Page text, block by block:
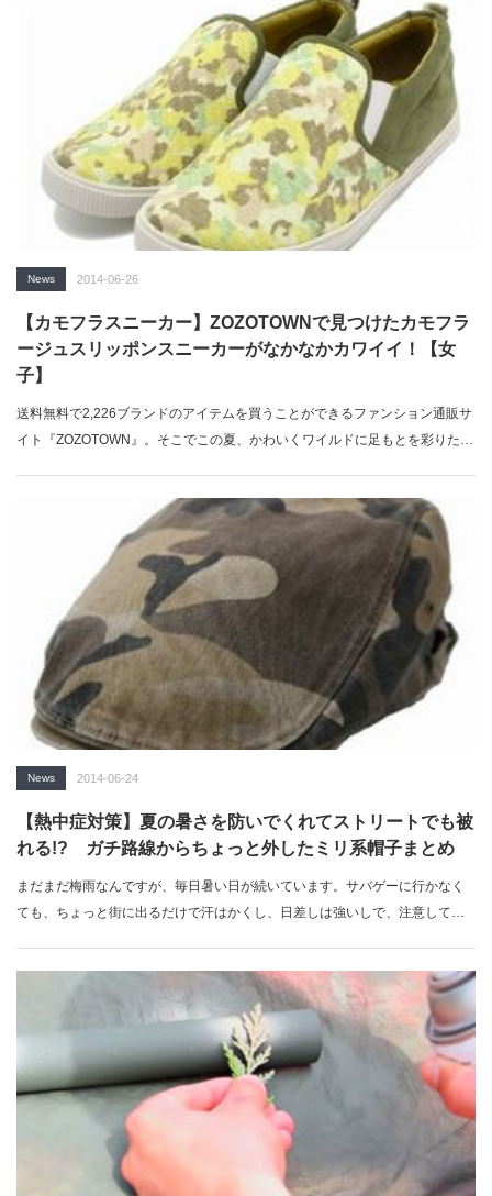
News 2014-06-26
【カモフラスニーカー】ZOZOTOWNで見つけたカモフラ
ージュスリッポンスニーカーがなかなかカワイイ！【女
子】
送料無料で2,226ブランドのアイテムを買うことができるファンション通販サ
イト『ZOZOTOWN』。そこでこの夏、かわいくワイルドに足もとを彩りた…
News 2014-06-24
【熱中症対策】夏の暑さを防いでくれてストリートでも被
れる!? ガチ路線からちょっと外したミリ系帽子まとめ
まだまだ梅雨なんですが、毎日暑い日が続いています。サバゲーに行かなく
ても、ちょっと街に出るだけで汗はかくし、日差しは強いしで、注意してい